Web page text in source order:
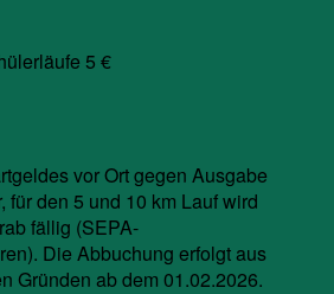
5 €
vor Ort gegen Ausgabe
für den 5 und 10 km Lauf wird
fällig (SEPA-
Die Abbuchung erfolgt aus
Gründen ab dem 01.02.2026.